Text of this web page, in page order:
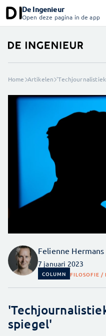
De Ingenieur
Open deze pagina in de app
Home Artikelen
Felienne Hermans
7 januari 2023
COLUMN FILOSOFIE /
spiegel'